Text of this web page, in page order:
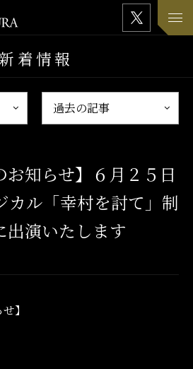
着情報
お知らせ】６月２５日
カル「幸村を討て」制
出演いたします
】